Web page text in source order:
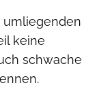
umliegenden
keine
schwache